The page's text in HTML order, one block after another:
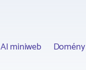
AI miniweb Domény